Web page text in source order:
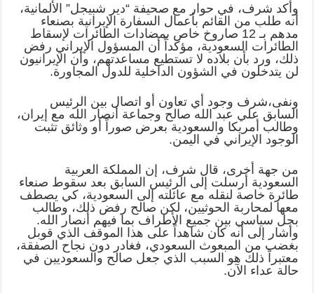
وأكد شرف، في حوار مع صحيفة “دير شبيجل” الألمانية،
أنه طلب من القائم بأعمال السفارة الإيرانية بصنعاء
مدهم بـ 12 صاروخ خاص بمضادات الطائرات لإسقاط
الطائرات السعودية، مؤكداً أن المسؤول الإيراني رفض
ذلك، ورد بأن بلاده لا تستطيع مساعدتهم، وأن الإيرانيون
لن يتدخلون في الشؤون الداخلية للدول المجاورة.
ونفى،شرف وجود أي تعاون أو اتصال بين الرئيس
السابق علي عبد الله صالح وجماعة أنصار الله مع إيران،
وطالب أمريكا والسعودية بعرض صوراً أو وثائق تثبت
الوجود الإيراني في اليمن.
من جهة أخرى، قال شرف، إن المملكة العربية
السعودية أرسلت إلى الرئيس السابق بعد سقوط صنعاء
طائرة خاصة لنقله مع عائلته إلى السعودية، كي يصطف
معها لمحاربة الحوثيين، لكن صالح رفض ذلك، وطالب
بحل سياسي بين جميع الأطراف بما فيهم أنصار الله.
وأشار إلى أنه كان شاهداً على هذا الموقف الذي قوبل
بغضب من المبعوث السعودي، فغادر دون نجاح الصفقة،
معتبراً ذلك هو السبب الذي جعل صالح والسعوديين في
حالة عداء الآن.